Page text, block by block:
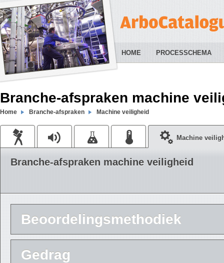
HOME PROCESSCHEMA
Branche-afspraken machine
Home Branche-afspraken Machine veiligheid
Machine
Branche-afspraken machine veiligheid
Beoordelingsmethodiek
Gedrag